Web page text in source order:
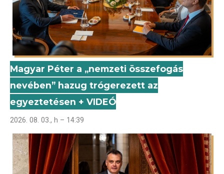
Magyar Péter a „nemzeti összefogás
nevében” hazug trógerezett az
egyeztetésen + VIDEÓ
2026. 08. 03., h – 14:39